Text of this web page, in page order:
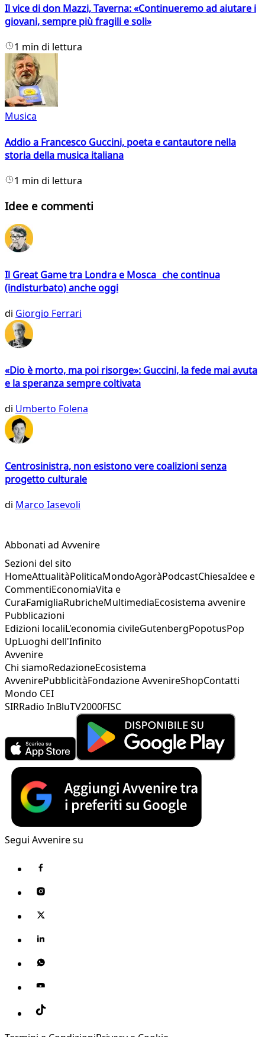
Il vice di don Mazzi, Taverna: «Continueremo ad aiutare i
giovani, sempre più fragili e soli»
1 min di lettura
Musica
Addio a Francesco Guccini, poeta e cantautore nella
storia della musica italiana
1 min di lettura
Idee e commenti
Il Great Game tra Londra e Mosca che continua
(indisturbato) anche oggi
di Giorgio Ferrari
«Dio è morto, ma poi risorge»: Guccini, la fede mai avuta
e la speranza sempre coltivata
di Umberto Folena
Centrosinistra, non esistono vere coalizioni senza
progetto culturale
di Marco Iasevoli
Abbonati ad Avvenire
Sezioni del sito
HomeAttualitàPoliticaMondoAgoràPodcastChiesaIdee e
CommentiEconomiaVita e
CuraFamigliaRubricheMultimediaEcosistema avvenire
Pubblicazioni
Edizioni localiL'economia civileGutenbergPopotusPop
UpLuoghi dell'Infinito
Avvenire
Chi siamoRedazioneEcosistema
AvvenirePubblicitàFondazione AvvenireShopContatti
Mondo CEI
SIRRadio InBluTV2000FISC
Segui Avvenire su